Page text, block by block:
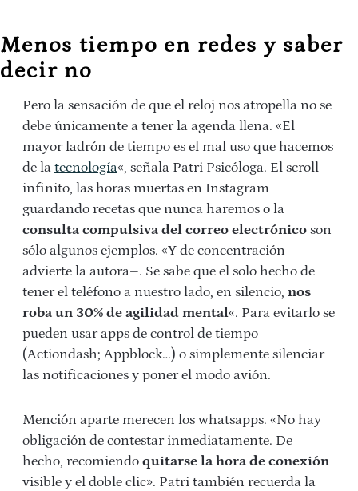
Menos tiempo en redes y saber
decir no
Pero la sensación de que el reloj nos atropella no se
debe únicamente a tener la agenda llena. «El
mayor ladrón de tiempo es el mal uso que hacemos
de la tecnología«, señala Patri Psicóloga. El scroll
infinito, las horas muertas en Instagram
guardando recetas que nunca haremos o la
consulta compulsiva del correo electrónico son
sólo algunos ejemplos. «Y de concentración –
advierte la autora–. Se sabe que el solo hecho de
tener el teléfono a nuestro lado, en silencio, nos
roba un 30% de agilidad mental«. Para evitarlo se
pueden usar apps de control de tiempo
(Actiondash; Appblock…) o simplemente silenciar
las notificaciones y poner el modo avión.
Mención aparte merecen los whatsapps. «No hay
obligación de contestar inmediatamente. De
hecho, recomiendo quitarse la hora de conexión
visible y el doble clic». Patri también recuerda la